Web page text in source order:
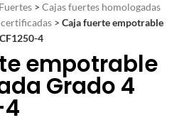
> Cajas fuertes homologadas
> Caja fuerte empotrable
4
empotrable
Grado 4
4